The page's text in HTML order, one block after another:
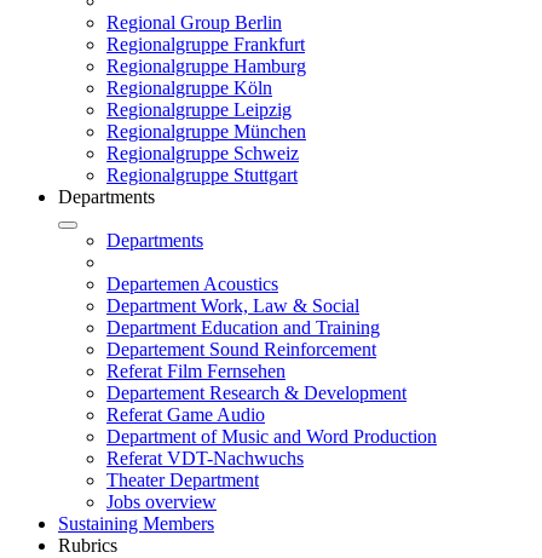
Regional Group Berlin
Regionalgruppe Frankfurt
Regionalgruppe Hamburg
Regionalgruppe Köln
Regionalgruppe Leipzig
Regionalgruppe München
Regionalgruppe Schweiz
Regionalgruppe Stuttgart
Departments
Departments
Departemen Acoustics
Department Work, Law & Social
Department Education and Training
Departement Sound Reinforcement
Referat Film Fernsehen
Departement Research & Development
Referat Game Audio
Department of Music and Word Production
Referat VDT-Nachwuchs
Theater Department
Jobs overview
Sustaining Members
Rubrics